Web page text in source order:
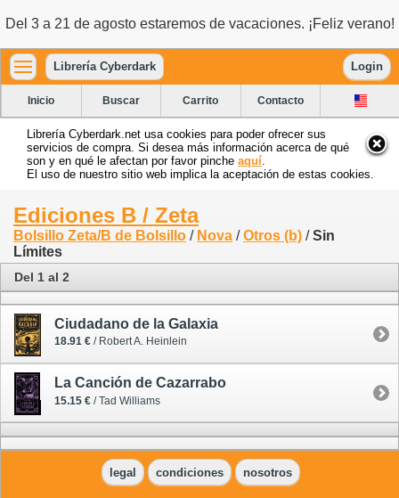
Del 3 a 21 de agosto estaremos de vacaciones. ¡Feliz verano!
Librería Cyberdark Login
Inicio Buscar Carrito Contacto
Librería Cyberdark.net usa cookies para poder ofrecer sus
servicios de compra. Si desea más información acerca de qué
son y en qué le afectan por favor pinche aquí
El uso de nuestro sitio web implica la aceptación de estas cookies.
Ediciones B / Zeta
Bolsillo Zeta/B de Bolsillo / Nova /Otros (b) /Sin
Límites
Del 1 al 2
Ciudadano de la Galaxia
18.91 € / Robert A. Heinlein
La Canción de Cazarrabo
15.15 € / Tad Williams
legal condiciones nosotros